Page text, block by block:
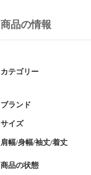
商品の情報
カテゴリー
ブランド
サイズ
肩幅/身幅/袖丈/着丈
商品の状態